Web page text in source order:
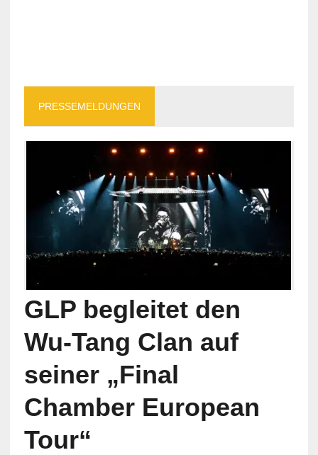
PRESSEMELDUNGEN
GLP begleitet den
Wu-Tang Clan auf
seiner „Final
Chamber European
Tour“